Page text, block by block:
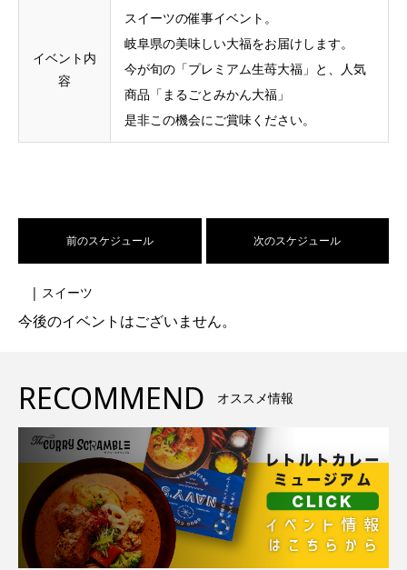
イベント内
容
スイーツの催事イベント。
岐阜県の美味しい大福をお届けします。
今が旬の「プレミアム生苺大福」と、人気
商品「まるごとみかん大福」
是非この機会にご賞味ください。
前のスケジュール 次のスケジュール
| スイーツ
今後のイベントはございません。
RECOMMEND オススメ情報